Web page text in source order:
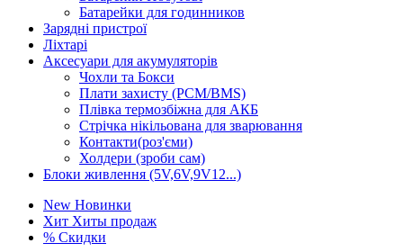
Батарейки для годинников
Зарядні пристрої
Ліхтарі
Аксесуари для акумуляторів
Чохли та Бокси
Плати захисту (PCM/BMS)
Плівка термозбіжна для АКБ
Стрічка нікільована для зварювання
Контакти(роз'єми)
Холдери (зроби сам)
Блоки живлення (5V,6V,9V12...)
New Новинки
Хит Хиты продаж
% Скидки